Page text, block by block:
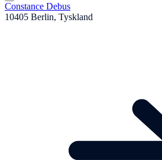
Constance Debus
10405 Berlin, Tyskland